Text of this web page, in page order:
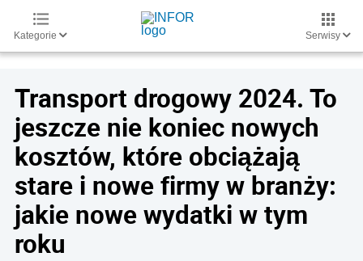
Kategorie Serwisy
Transport drogowy 2024. To
jeszcze nie koniec nowych
kosztów, które obciążają
stare i nowe firmy w branży:
jakie nowe wydatki w tym
roku